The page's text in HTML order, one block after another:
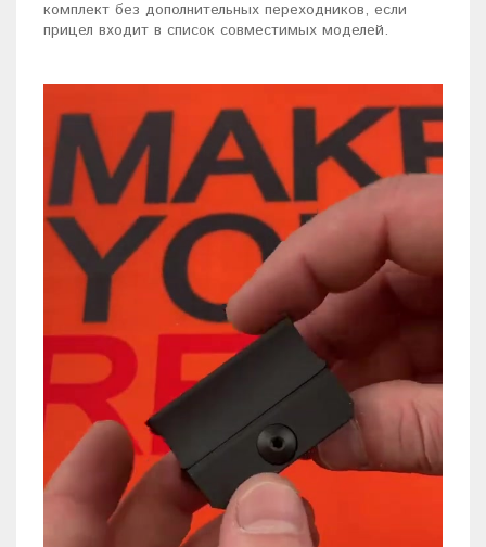
комплект без дополнительных переходников, если
прицел входит в список совместимых моделей.